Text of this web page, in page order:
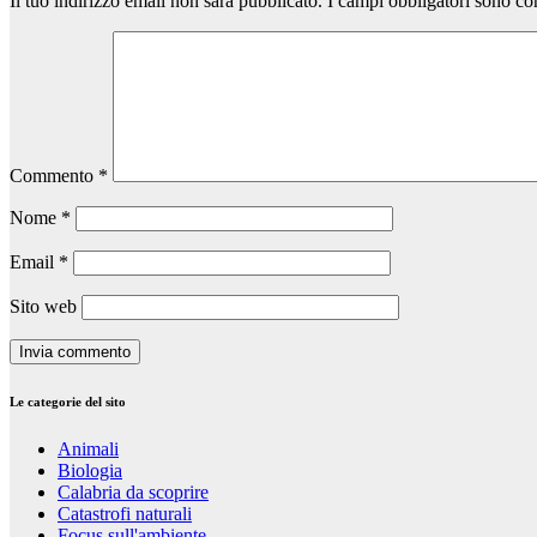
Commento *
Nome *
Email *
Sito web
Le categorie del sito
Animali
Biologia
Calabria da scoprire
Catastrofi naturali